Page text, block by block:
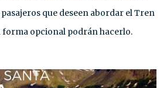
que deseen abordar el Tren
forma opcional podrán hacerlo.